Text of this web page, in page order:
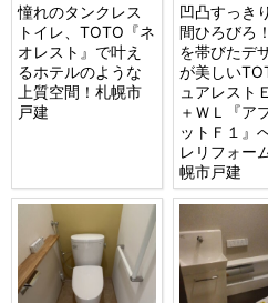
憧れのタンクレス
トイレ、TOTO『ネ
オレスト』で叶え
るホテルのような
上質空間！札幌市
戸建
凹凸すっき
間ひろびろ
を帯びたデ
が美しい
ュアレスト
＋ＷＬ『ア
ットＦ１』
レリフォー
幌市戸建